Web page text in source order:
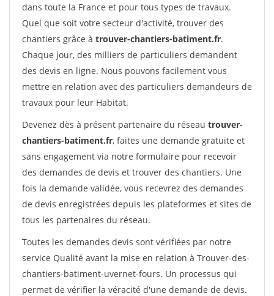
dans toute la France et pour tous types de travaux.
Quel que soit votre secteur d'activité, trouver des
chantiers grâce à trouver-chantiers-batiment.fr.
Chaque jour, des milliers de particuliers demandent
des devis en ligne. Nous pouvons facilement vous
mettre en relation avec des particuliers demandeurs de
travaux pour leur Habitat.
Devenez dès à présent partenaire du réseau trouver-
chantiers-batiment.fr, faites une demande gratuite et
sans engagement via notre formulaire pour recevoir
des demandes de devis et trouver des chantiers. Une
fois la demande validée, vous recevrez des demandes
de devis enregistrées depuis les plateformes et sites de
tous les partenaires du réseau.
Toutes les demandes devis sont vérifiées par notre
service Qualité avant la mise en relation à Trouver-des-
chantiers-batiment-uvernet-fours. Un processus qui
permet de vérifier la véracité d'une demande de devis.